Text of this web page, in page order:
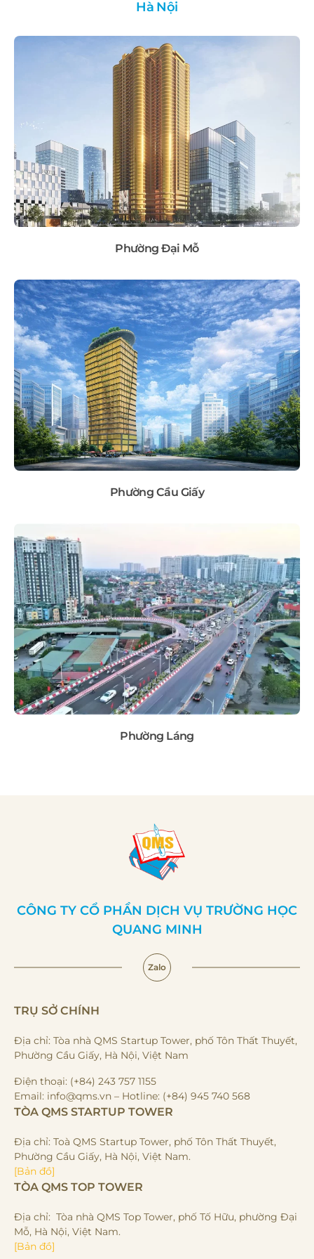
Hà Nội
Phường Đại Mỗ
Phường Cầu Giấy
Phường Láng
CÔNG TY CỔ PHẦN DỊCH VỤ TRƯỜNG HỌC
QUANG MINH
Zalo
TRỤ SỞ CHÍNH
Địa chỉ: Tòa nhà QMS Startup Tower, phố Tôn Thất Thuyết,
Phường Cầu Giấy, Hà Nội, Việt Nam
Điện thoại: (+84) 243 757 1155
Email: info@qms.vn – Hotline: (+84) 945 740 568
TÒA QMS STARTUP TOWER
Địa chỉ: Toà QMS Startup Tower, phố Tôn Thất Thuyết,
Phường Cầu Giấy, Hà Nội, Việt Nam.
[Bản đồ]
TÒA QMS TOP TOWER
Địa chỉ: Tòa nhà QMS Top Tower, phố Tố Hữu, phường Đại
Mỗ, Hà Nội, Việt Nam.
[Bản đồ]